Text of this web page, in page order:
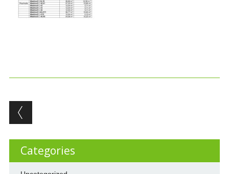
Post navigation
Categories